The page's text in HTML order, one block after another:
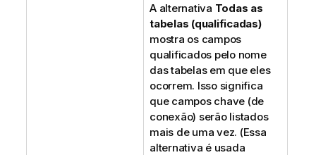
A alternativa Todas as
tabelas (qualificadas)
mostra os campos
qualificados pelo nome
das tabelas em que eles
ocorrem. Isso significa
que campos chave (de
conexão) serão listados
mais de uma vez. (Essa
alternativa é usada